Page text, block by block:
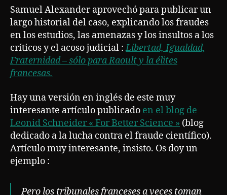
Samuel Alexander aprovechó para publicar un
largo historial del caso, explicando los fraudes
en los estudios, las amenazas y los insultos a los
críticos y el acoso judicial : Libertad, Igualdad,
Fraternidad – sólo para Raoult y la élites
francesas.
Hay una versión en inglés de este muy
interesante artículo publicado en el blog de
Leonid Schneider « For Better Science » (blog
dedicado a la lucha contra el fraude científico).
Artículo muy interesante, insisto. Os doy un
ejemplo :
Pero los tribunales franceses a veces toman